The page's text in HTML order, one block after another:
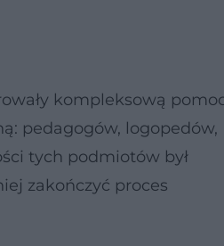
kompleksową
pedagogów, logopedów,
tych podmiotów był
zakończyć proces